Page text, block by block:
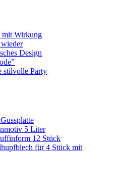
mit Wirkung
wieder
Design
stilvolle Party
5 Liter
12 Stück
für 4 Stück mit